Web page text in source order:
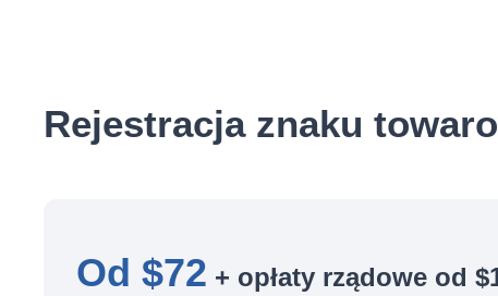
Rejestracja znaku
Od $72 + opłaty rządowe od